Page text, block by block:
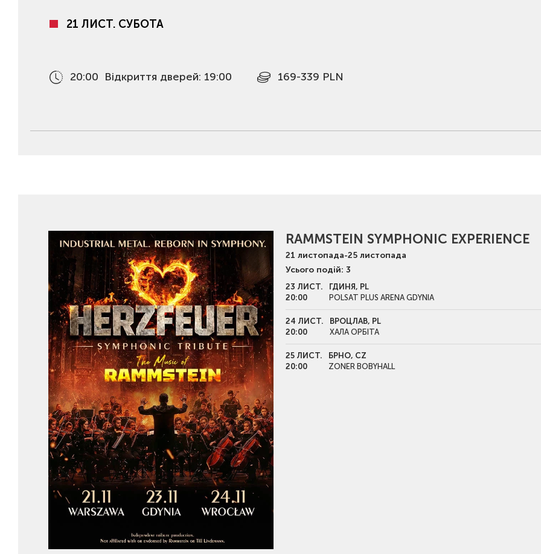
21 ЛИСТ. СУБОТА
20:00 Відкриття дверей: 19:00 169-339 PLN
RAMMSTEIN SYMPHONIC EXPERIENCE
21 листопада-25 листопада
Усього подій: 3
23 ЛИСТ.
20:00
ГДИНЯ, PL
POLSAT PLUS ARENA GDYNIA
24 ЛИСТ.
20:00
ВРОЦЛАВ, PL
ХАЛА ОРБІТА
25 ЛИСТ.
20:00
БРНО, CZ
ZONER BOBYHALL